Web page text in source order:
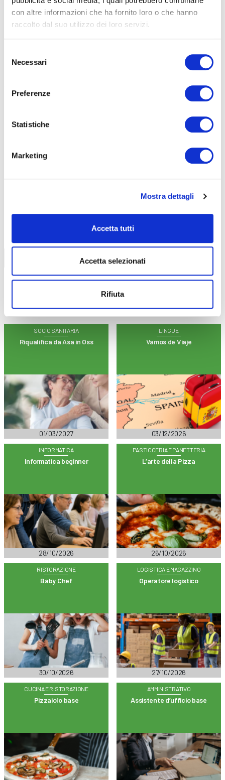
con altre informazioni che ha fornito loro o che hanno
raccolto dal suo utilizzo dei loro servizi.
delNecessari
Preferenze
Statistiche
Marketing
Mostra dettagli
Accetta tutti
Accetta selezionati
Rifiuta
Seleziona e filtra per:
DOPO LA TERZA MEDIA
SICUREZZA
ONLINE
CALENDARIOCORSI
Trova il tuo corso
SOCIO SANITARIA
Riqualifica da Asa in Oss
01/03/2027
LINGUE
Vamos de Viaje
03/12/2026
INFORMATICA
Informatica beginner
28/10/2026
PASTICCERIA E PANETTERIA
L’arte della Pizza
26/10/2026
RISTORAZIONE
Baby Chef
30/10/2026
LOGISTICA E MAGAZZINO
Operatore logistico
27/10/2026
CUCINA E RISTORAZIONE
Pizzaiolo base
AMMINISTRATIVO
Assistente d’ufficio base